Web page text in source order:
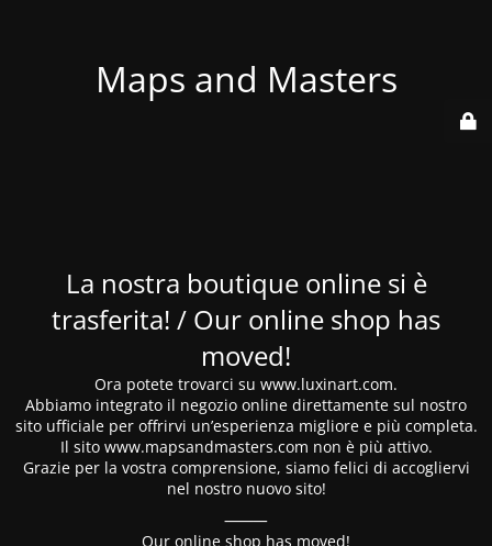
Maps and Masters
La nostra boutique online si è
trasferita! / Our online shop has
moved!
Ora potete trovarci su www.luxinart.com.
Abbiamo integrato il negozio online direttamente sul nostro
sito ufficiale per offrirvi un’esperienza migliore e più completa.
Il sito www.mapsandmasters.com non è più attivo.
Grazie per la vostra comprensione, siamo felici di accogliervi
nel nostro nuovo sito!
⸻
Our online shop has moved!